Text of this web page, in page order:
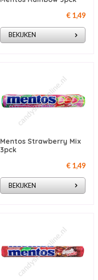
€ 1,49
BEKIJKEN
Mentos Strawberry Mix
3pck
€ 1,49
BEKIJKEN